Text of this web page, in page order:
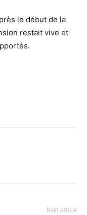
le début de la
restait vive et
Next article